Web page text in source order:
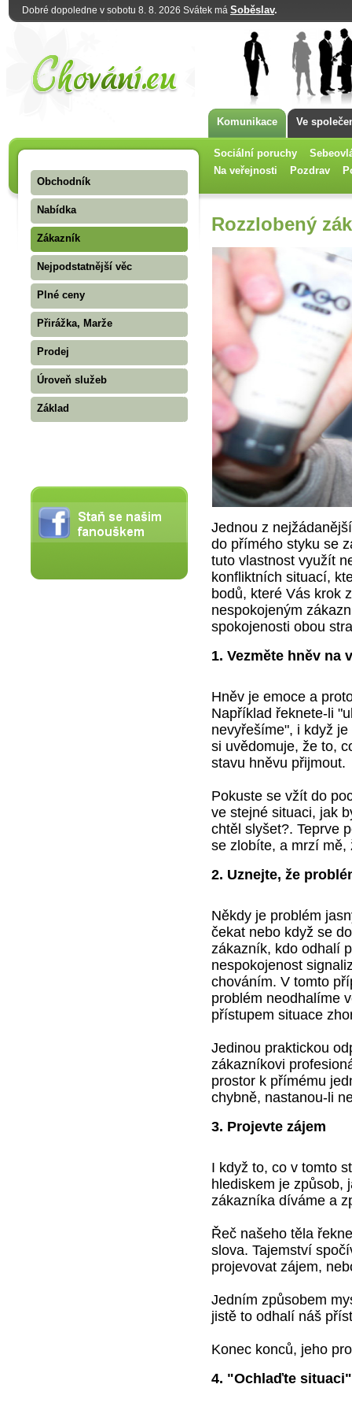
Dobré dopoledne v sobotu 8. 8. 2026 Svátek má Soběslav.
Komunikace Ve
Sociální poruchy
Na veřejnosti
Pozdrav
Obchodník
Nabídka
Zákazník
Nejpodstatnější věc
Plné ceny
Přirážka, Marže
Prodej
Úroveň služeb
Základ
Rozzlobený
Jednou z
do přímého styku se
tuto vlastnost využít
konfliktních situací,
bodů, které Vás krok
nespokojeným
spokojenosti obou
1. Vezměte hněv na
Hněv je emoce a
Například řeknete-li
nevyřešíme", i když
si uvědomuje, že to,
stavu hněvu přijmout.
Pokuste se vžít do
ve stejné situaci, jak
chtěl slyšet?. Teprve
se zlobíte, a mrzí mě,
2. Uznejte, že
Někdy je problém
čekat nebo když se
zákazník, kdo odhalí
nespokojenost
chováním. V tomto
problém neodhalíme
přístupem situace
Jedinou praktickou
zákazníkovi
prostor k přímému
chybně, nastanou-li
3. Projevte zájem
I když to, co v tomto
hlediskem je způsob,
zákazníka díváme a
Řeč našeho těla
slova. Tajemství
projevovat zájem,
Jedním způsobem
jistě to odhalí náš
Konec konců, jeho
4. "Ochlaďte situaci"